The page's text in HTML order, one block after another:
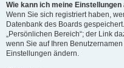
Wie kann ich meine Einstellungen
Wenn Sie sich registriert haben,
Datenbank des Boards
„Persönlichen Bereich“; der Link
wenn Sie auf Ihren
Einstellungen ändern.